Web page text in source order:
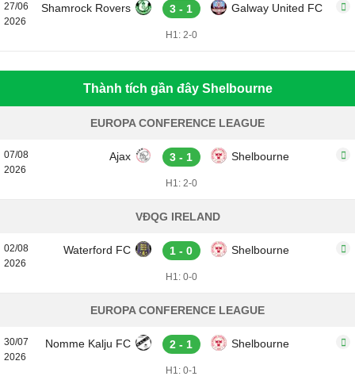
27/06
2026
Shamrock Rovers 3 - 1 Galway United FC
H1: 2-0
Thành tích gần đây Shelbourne
EUROPA CONFERENCE LEAGUE
07/08
2026
Ajax 3 - 1 Shelbourne
H1: 2-0
VĐQG IRELAND
02/08
2026
Waterford FC 1 - 0 Shelbourne
H1: 0-0
EUROPA CONFERENCE LEAGUE
30/07
2026
Nomme Kalju FC 2 - 1 Shelbourne
H1: 0-1